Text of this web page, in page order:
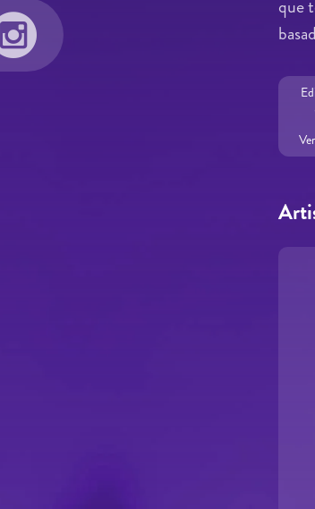
que